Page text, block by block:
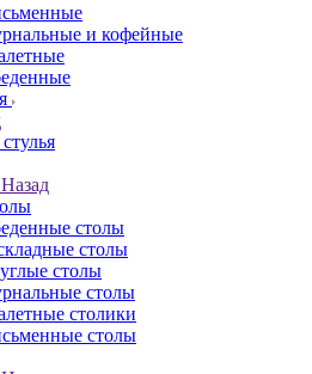
и кофейные
Назад
столы
столы
столы
столы
столики
столы